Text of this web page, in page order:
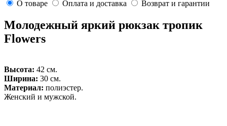
О товаре
Оплата и доставка Возврат и гарантии
Молодежный яркий рюкзак тропик
Flowers
Высота: 42 см.
Ширина: 30 см.
Материал: полиэстер.
Женский и мужской.